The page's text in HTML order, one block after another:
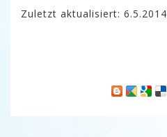
Zuletzt aktualisiert: 6.5.2014